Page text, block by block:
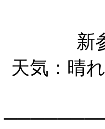
新
天気：晴